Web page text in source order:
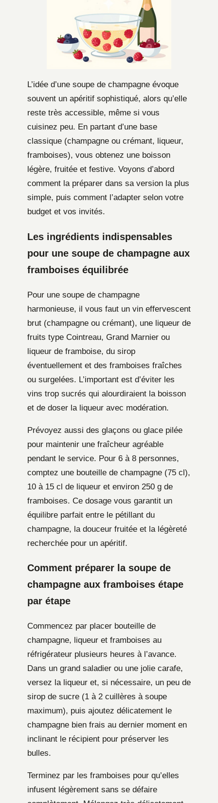
L’idée d’une soupe de champagne évoque
souvent un apéritif sophistiqué, alors qu’elle
reste très accessible, même si vous
cuisinez peu. En partant d’une base
classique (champagne ou crémant, liqueur,
framboises), vous obtenez une boisson
légère, fruitée et festive. Voyons d’abord
comment la préparer dans sa version la plus
simple, puis comment l’adapter selon votre
budget et vos invités.
Les ingrédients indispensables
pour une soupe de champagne aux
framboises équilibrée
Pour une soupe de champagne
harmonieuse, il vous faut un vin effervescent
brut (champagne ou crémant), une liqueur de
fruits type Cointreau, Grand Marnier ou
liqueur de framboise, du sirop
éventuellement et des framboises fraîches
ou surgelées. L’important est d’éviter les
vins trop sucrés qui alourdiraient la boisson
et de doser la liqueur avec modération.
Prévoyez aussi des glaçons ou glace pilée
pour maintenir une fraîcheur agréable
pendant le service. Pour 6 à 8 personnes,
comptez une bouteille de champagne (75 cl),
10 à 15 cl de liqueur et environ 250 g de
framboises. Ce dosage vous garantit un
équilibre parfait entre le pétillant du
champagne, la douceur fruitée et la légèreté
recherchée pour un apéritif.
Comment préparer la soupe de
champagne aux framboises étape
par étape
Commencez par placer bouteille de
champagne, liqueur et framboises au
réfrigérateur plusieurs heures à l’avance.
Dans un grand saladier ou une jolie carafe,
versez la liqueur et, si nécessaire, un peu de
sirop de sucre (1 à 2 cuillères à soupe
maximum), puis ajoutez délicatement le
champagne bien frais au dernier moment en
inclinant le récipient pour préserver les
bulles.
Terminez par les framboises pour qu’elles
infusent légèrement sans se défaire